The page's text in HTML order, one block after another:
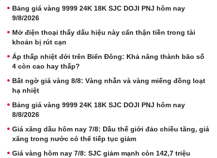
Bảng giá vàng 9999 24K 18K SJC DOJI PNJ hôm nay
9/8/2026
Mở điện thoại thấy dấu hiệu này cẩn thận tiền trong tài
khoản bị rút cạn
Áp thấp nhiệt đới trên Biển Đông: Khả năng thành bão số
4 còn cao hay thấp?
Bất ngờ giá vàng 8/8: Vàng nhẫn và vàng miếng đồng loạt
hạ nhiệt
Bảng giá vàng 9999 24K 18K SJC DOJI PNJ hôm nay
8/8/2026
Giá xăng dầu hôm nay 7/8: Dầu thế giới đảo chiều tăng, giá
xăng trong nước có thể tiếp tục giảm
Giá vàng hôm nay 7/8: SJC giảm mạnh còn 142,7 triệu